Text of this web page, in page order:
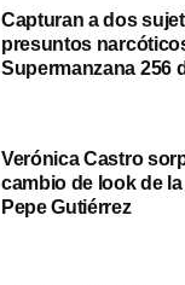
Capturan a dos
presuntos
Supermanzana 256
Verónica Castro
cambio de look de
Pepe Gutiérrez